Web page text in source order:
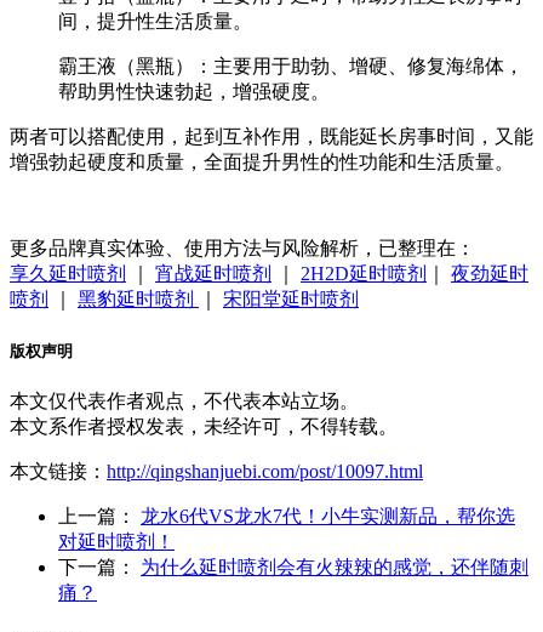
间，提升性生活质量。
霸王液（黑瓶）：主要用于助勃、增硬、修复海绵体，
帮助男性快速勃起，增强硬度。
两者可以搭配使用，起到互补作用，既能延长房事时间，又能
增强勃起硬度和质量，全面提升男性的性功能和生活质量。
更多品牌真实体验、使用方法与风险解析，已整理在：
享久延时喷剂
宵战延时喷剂 2H2D延时喷剂
夜劲延时
喷剂
黑豹延时喷剂 宋阳堂延时喷剂
版权声明
本文仅代表作者观点，不代表本站立场。
本文系作者授权发表，未经许可，不得转载。
本文链接： http://qingshanjuebi.com/post/10097.html
上一篇： 龙水6代VS龙水7代！小牛实测新品，帮你选
对延时喷剂！
下一篇： 为什么延时喷剂会有火辣辣的感觉，还伴随刺
痛？